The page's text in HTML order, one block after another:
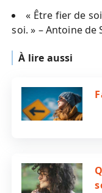
« Être fier de
soi. » – Antoine de
À lire aussi